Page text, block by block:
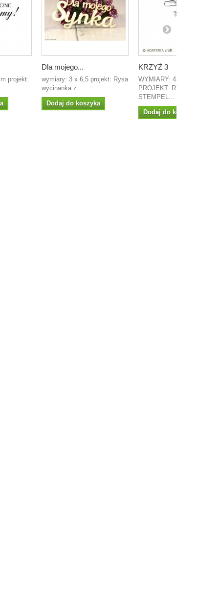
projekt:
Dla mojego...
wymiary: 3 x 6,5 projekt: Rysa
wycinanka z...
Dodaj do koszyka
KRZYŻ 3
WYMIARY: 47MM X 83MM
PROJEKT: RYSA
STEMPEL...
Dodaj do koszyka